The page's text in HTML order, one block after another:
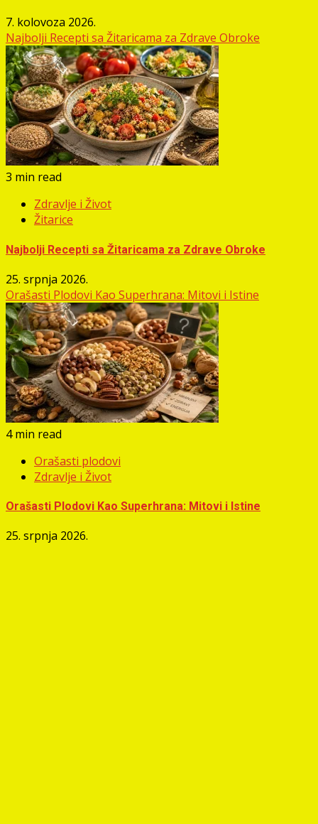
7. kolovoza 2026.
Najbolji Recepti sa Žitaricama za Zdrave Obroke
3 min read
Zdravlje i Život
Žitarice
Najbolji Recepti sa Žitaricama za Zdrave Obroke
25. srpnja 2026.
Orašasti Plodovi Kao Superhrana: Mitovi i Istine
4 min read
Orašasti plodovi
Zdravlje i Život
Orašasti Plodovi Kao Superhrana: Mitovi i Istine
25. srpnja 2026.